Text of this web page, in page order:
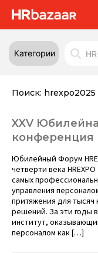
Категории
Поиск: hrexpo2025
XXV
конференция
Юбилейный Форум
четверти века
самых
управления
притяжения для тысяч
решений. За эти годы
институт,
персоналом как […]